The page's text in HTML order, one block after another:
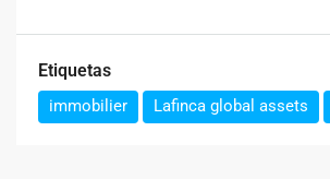
Etiquetas
immobilier Lafinca global assets